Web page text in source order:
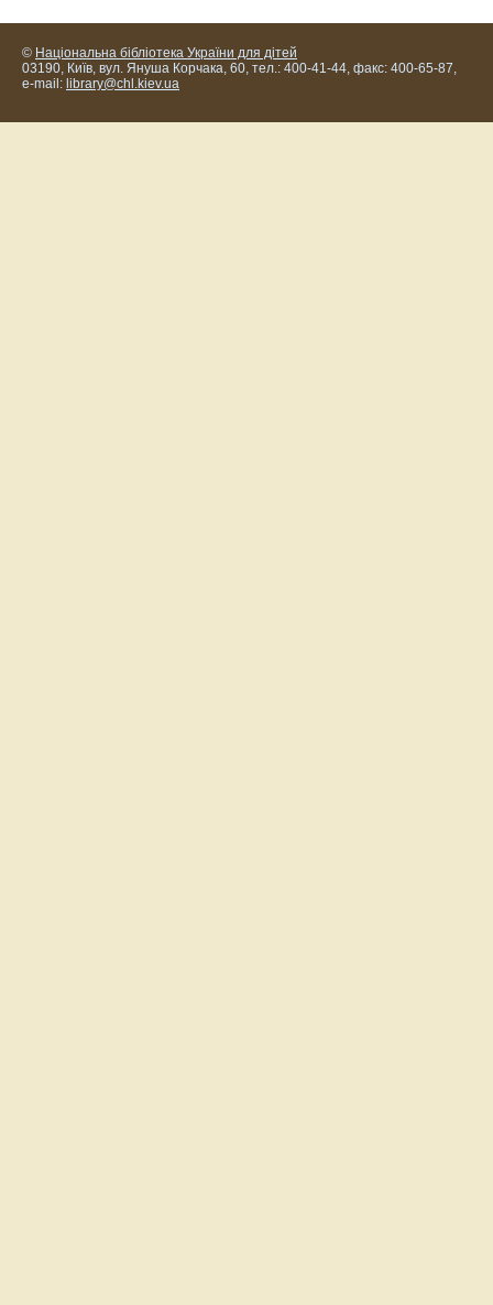
© Національна бібліотека України для дітей
03190, Київ, вул. Януша Корчака, 60, тел.: 400-41-44, факс: 400-65-87,
e-mail: library@chl.kiev.ua